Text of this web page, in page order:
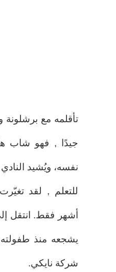
تأقلمه مع برشلونة
جيدًا , فهو شاب
نفسه، ويُشيد
للتعلم , لقد
أشهر فقط. انتقل
يشجعه منذ
شركة نايكي.